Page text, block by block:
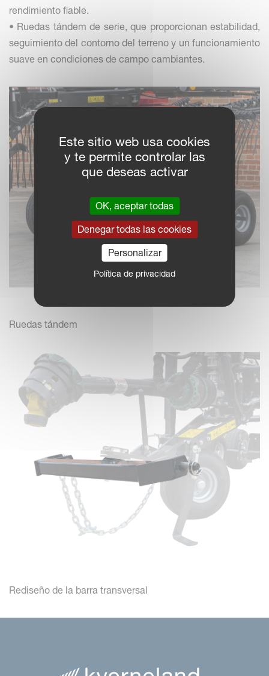
rendimiento fiable.
• Ruedas tándem de serie, que proporcionan estabilidad,
seguimiento del contorno del terreno y un funcionamiento
suave en condiciones de campo cambiantes.
Ruedas tándem
Rediseño de la barra transversal
Este sitio web usa cookies
y te permite controlar las
que deseas activar
OK, aceptar todas
Denegar todas las cookies
Personalizar
Política de privacidad